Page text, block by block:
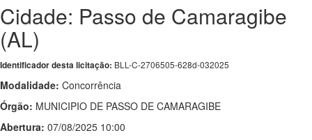
Cidade: Passo de Camaragibe
(AL)
Identificador desta licitação: BLL-C-2706505-628d-032025
Modalidade: Concorrência
Órgão: MUNICIPIO DE PASSO DE CAMARAGIBE
Abertura: 07/08/2025 10:00